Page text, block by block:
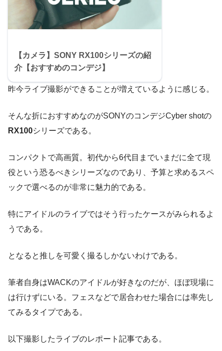
【カメラ】SONY RX100シリーズの紹
介【おすすめのコンデジ】
昨今ライブ撮影ができることが増えているように感じる。
そんな折におすすめなのがSONYのコンデジCyber shotの
RX100シリーズである。
コンパクトで高画質。初代から6代目までいまだに全て現
役という恐るべきシリーズなのであり、予算と求めるスペ
ックで選べるのが非常に魅力的である。
特にアイドルのライブではそう行ったケースがみられるよ
うである。
となると推しを可愛く撮るしかないわけである。
筆者自身はWACKのアイドルが好きなのだが、ほぼ現場に
は行けずにいる。フェスなどで居合わせた場合には率先し
てみるタイプである。
以下撮影したライブのレポート記事である。